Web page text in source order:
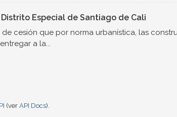
Especial de Santiago de Cali
cesión que por norma urbanística, las
a la...
(ver API Docs).